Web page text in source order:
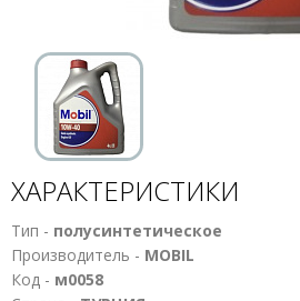
ХАРАКТЕРИСТИКИ
Тип - полусинтетическое
Производитель - MOBIL
Код - м0058